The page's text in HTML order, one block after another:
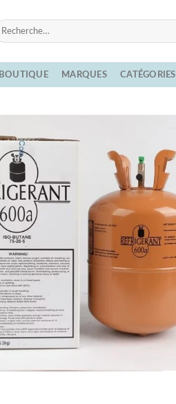
:
BOUTIQUE MARQUES CATÉGORIES